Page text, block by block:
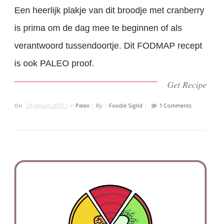
Een heerlijk plakje van dit broodje met cranberry
is prima om de dag mee te beginnen of als
verantwoord tussendoortje. Dit FODMAP recept
is ook PALEO proof.
Get Recipe
On 24 Januari 2015 | In Paleo By Foodie Sigrid 1 Comments